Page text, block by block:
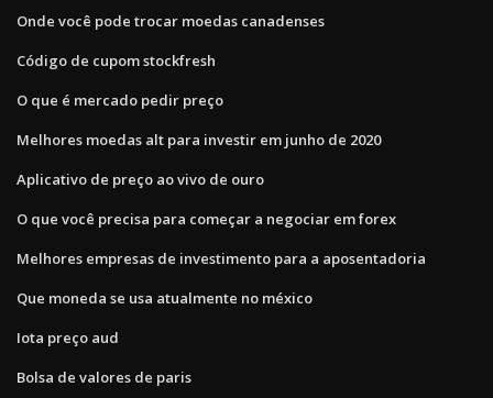
Onde você pode trocar moedas canadenses
Código de cupom stockfresh
O que é mercado pedir preço
Melhores moedas alt para investir em junho de 2020
Aplicativo de preço ao vivo de ouro
O que você precisa para começar a negociar em forex
Melhores empresas de investimento para a aposentadoria
Que moneda se usa atualmente no méxico
Iota preço aud
Bolsa de valores de paris